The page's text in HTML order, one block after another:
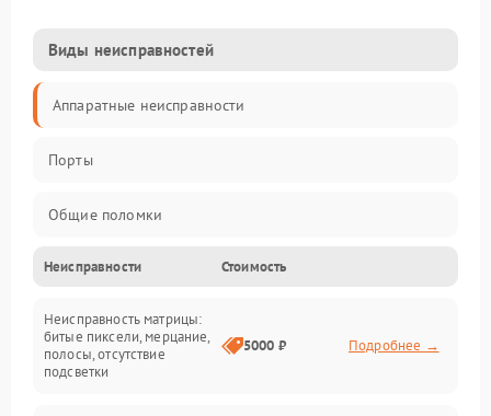
Виды неисправностей
Аппаратные неисправности
Порты
Общие поломки
Устройства
Программные ошибки
Электрические и системные сбои
Неисправности Стоимость
Неисправность матрицы:
битые пиксели, мерцание,
полосы, отсутствие
подсветки
5000 ₽ Подробнее →